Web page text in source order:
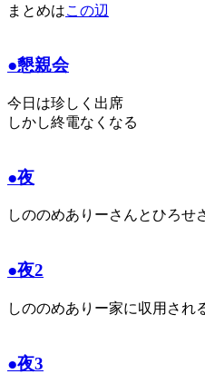
まとめはこの辺
●懇親会
今日は珍しく出席
しかし終電なくなる
●夜
しののめありーさんとひろせ
●夜2
しののめありー家に収用され
●夜3